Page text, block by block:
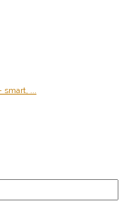
smart, ...